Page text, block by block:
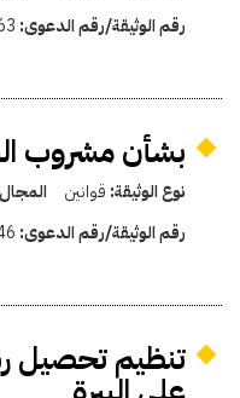
رقم الوثيقة/رقم الدعوى:
بشأن مشروب
نوع الوثيقة: قوانين
رقم الوثيقة/رقم الدعوى:
تنظيم تحصيل